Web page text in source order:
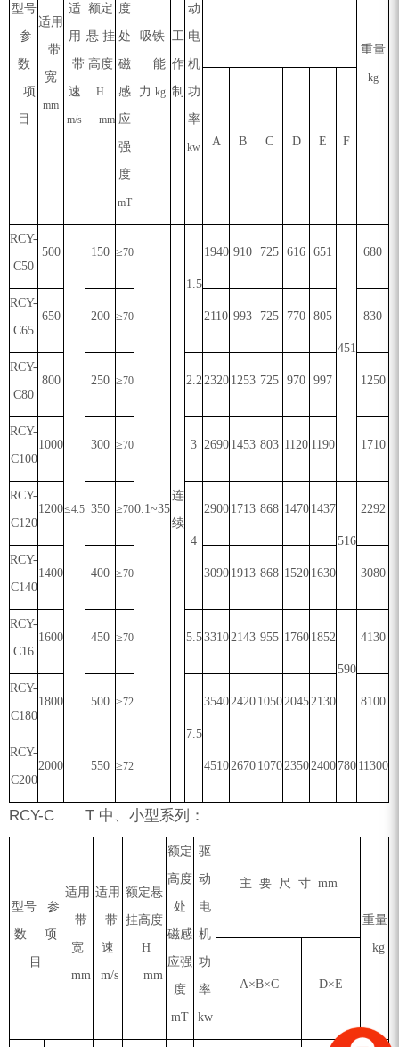
型号
参
数
项
目
适用
带
宽
mm
适
用
带
速
m/s
额定
悬 挂
高度
H
mm
度
处
磁
感
应
强
度
mT
吸铁
能
力kg
工
作
制
动
电
机
功
率
kw
重量
kg
A B C D E F
RCY-
C50
500
≤4.5
150 ≥70
0.1~35
连
续
1.5
1940 910 725 616 651
451
680
RCY-
C65
650 200 ≥70 2110 993 725 770 805 830
RCY-
C80
800 250 ≥70 2.2 2320 1253 725 970 997 1250
RCY-
C100
1000 300 ≥70 3 2690 1453 803 1120 1190 1710
RCY-
C120
1200 350 ≥70
4
2900 1713 868 1470 1437
516
2292
RCY-
C140
1400 400 ≥70 3090 1913 868 1520 1630 3080
RCY-
C16
1600 450 ≥70 5.53310 2143 955 1760 1852
590
4130
RCY-
C180
1800 500 ≥72
7.5
3540 2420 1050 2045 2130 8100
RCY-
C200
2000 550 ≥72 4510 2670 1070 2350 2400 780 11300
RCY-C T 中、小型系列：
型号 参
数 项
目
适用
带
宽
mm
适用
带
速
m/s
额定悬
挂高度
H
mm
额定
高度
处
磁感
应强
度
mT
驱
动
电
机
功
率
kw
主 要 尺 寸 mm
重量
kg
A×B×C D×E